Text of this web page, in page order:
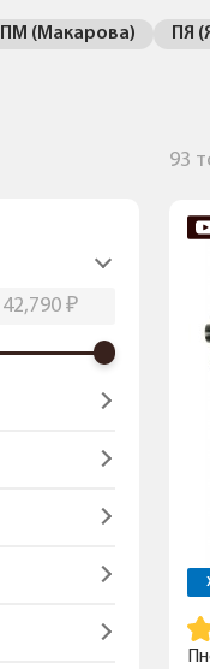
ПМ (Макарова) ПЯ
93